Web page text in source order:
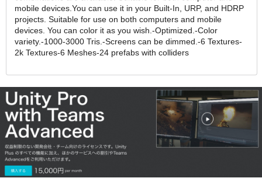
mobile devices.You can use it in your Built-In, URP, and HDRP
projects. Suitable for use on both computers and mobile
devices. You can color it as you wish.-Optimized.-Color
variety.-1000-3000 Tris.-Screens can be dimmed.-6 Textures-
2k Textures-6 Meshes-24 prefabs with colliders